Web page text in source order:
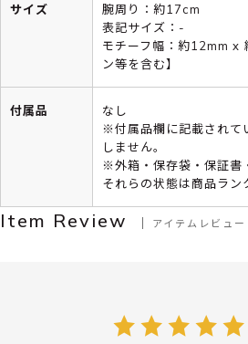
サイズ
腕周り：約17cm
表記サイズ：-
モチーフ幅：約12mm x
ン等を含む】
付属品
なし
※付属品欄に記載されて
しません。
※外箱・保存袋・保証書
それらの状態は商品ラン
Item Review アイテムレビュー